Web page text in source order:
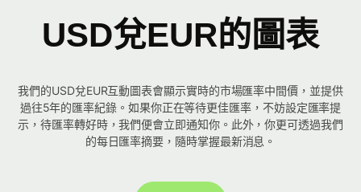
USD兌EUR的圖表
我們的USD兌EUR互動圖表會顯示實時的市場匯率中間價，並提供
過往5年的匯率紀錄。如果你正在等待更佳匯率，不妨設定匯率提
示，待匯率轉好時，我們便會立即通知你。此外，你更可透過我們
的每日匯率摘要，隨時掌握最新消息。